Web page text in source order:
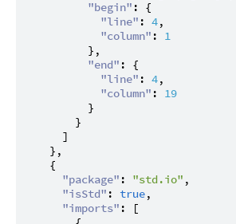
"begin" :
{
"line" : 4,
"column" :
1
} ,
"end" :
{
"line" : 4,
"column" :
19
}
}
]
} ,
{
"package" : "std.io" ,
"isStd" : true,
"imports" :
[